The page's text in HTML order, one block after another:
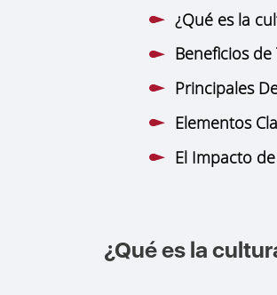
¿Qué es la
Beneficios
Principales
Elementos
El Impacto
¿Qué es la